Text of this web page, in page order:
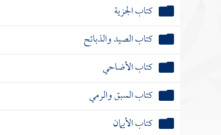
كتاب الجزية
كتاب الصيد والذبائح
كتاب الأضاحي
كتاب السبق والرمي
كتاب الأيمان